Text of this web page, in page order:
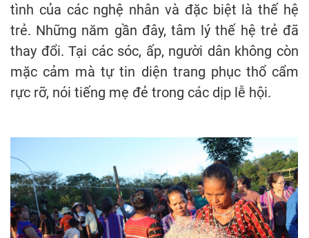
tình của các nghệ nhân và đặc biệt là thế hệ
trẻ. Những năm gần đây, tâm lý thế hệ trẻ đã
thay đổi. Tại các sóc, ấp, người dân không còn
mặc cảm mà tự tin diện trang phục thổ cẩm
rực rỡ, nói tiếng mẹ đẻ trong các dịp lễ hội.